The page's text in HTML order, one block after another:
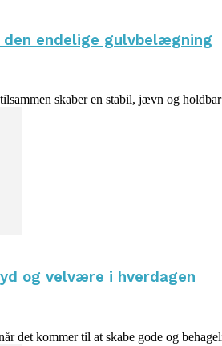
endelige gulvbelægning
skaber en stabil, jævn og
og velvære i hverdagen
det kommer til at skabe gode og